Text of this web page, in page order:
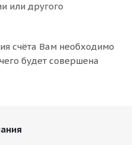
или другого
счёта Вам необходимо
будет совершена